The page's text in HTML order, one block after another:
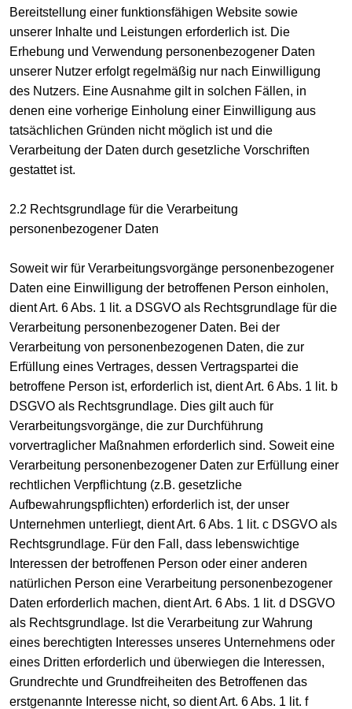
Bereitstellung einer funktionsfähigen Website sowie
unserer Inhalte und Leistungen erforderlich ist. Die
Erhebung und Verwendung personenbezogener Daten
unserer Nutzer erfolgt regelmäßig nur nach Einwilligung
des Nutzers. Eine Ausnahme gilt in solchen Fällen, in
denen eine vorherige Einholung einer Einwilligung aus
tatsächlichen Gründen nicht möglich ist und die
Verarbeitung der Daten durch gesetzliche Vorschriften
gestattet ist.
2.2 Rechtsgrundlage für die Verarbeitung
personenbezogener Daten
Soweit wir für Verarbeitungsvorgänge personenbezogener
Daten eine Einwilligung der betroffenen Person einholen,
dient Art. 6 Abs. 1 lit. a DSGVO als Rechtsgrundlage für die
Verarbeitung personenbezogener Daten. Bei der
Verarbeitung von personenbezogenen Daten, die zur
Erfüllung eines Vertrages, dessen Vertragspartei die
betroffene Person ist, erforderlich ist, dient Art. 6 Abs. 1 lit. b
DSGVO als Rechtsgrundlage. Dies gilt auch für
Verarbeitungsvorgänge, die zur Durchführung
vorvertraglicher Maßnahmen erforderlich sind. Soweit eine
Verarbeitung personenbezogener Daten zur Erfüllung einer
rechtlichen Verpflichtung (z.B. gesetzliche
Aufbewahrungspflichten) erforderlich ist, der unser
Unternehmen unterliegt, dient Art. 6 Abs. 1 lit. c DSGVO als
Rechtsgrundlage. Für den Fall, dass lebenswichtige
Interessen der betroffenen Person oder einer anderen
natürlichen Person eine Verarbeitung personenbezogener
Daten erforderlich machen, dient Art. 6 Abs. 1 lit. d DSGVO
als Rechtsgrundlage. Ist die Verarbeitung zur Wahrung
eines berechtigten Interesses unseres Unternehmens oder
eines Dritten erforderlich und überwiegen die Interessen,
Grundrechte und Grundfreiheiten des Betroffenen das
erstgenannte Interesse nicht, so dient Art. 6 Abs. 1 lit. f